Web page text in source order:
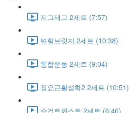
지그재그 2세트 (7:57)
변형브릿지 2세트 (10:38)
통합운동 2세트 (9:04)
장요근활성화2 2세트 (10:51)
수건트위스트 2세트 (6:46)